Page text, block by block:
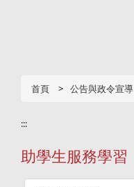
首頁 公告與政令宣導
:::
助學生服務學習